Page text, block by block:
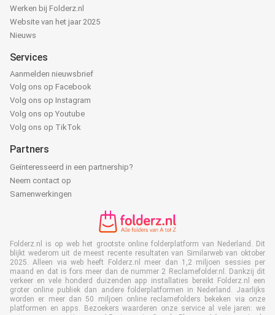
Werken bij Folderz.nl
Website van het jaar 2025
Nieuws
Services
Aanmelden nieuwsbrief
Volg ons op Facebook
Volg ons op Instagram
Volg ons op Youtube
Volg ons op TikTok
Partners
Geïnteresseerd in een partnership?
Neem contact op
Samenwerkingen
Folderz.nl is op web het grootste online folderplatform van Nederland. Dit
blijkt wederom uit de meest recente resultaten van Similarweb van oktober
2025. Alleen via web heeft Folderz.nl meer dan 1,2 miljoen sessies per
maand en dat is fors meer dan de nummer 2 Reclamefolder.nl. Dankzij dit
verkeer en vele honderd duizenden app installaties bereikt Folderz.nl een
groter online publiek dan andere folderplatformen in Nederland. Jaarlijks
worden er meer dan 50 miljoen online reclamefolders bekeken via onze
platformen en apps. Bezoekers waarderen onze service al vele jaren: we